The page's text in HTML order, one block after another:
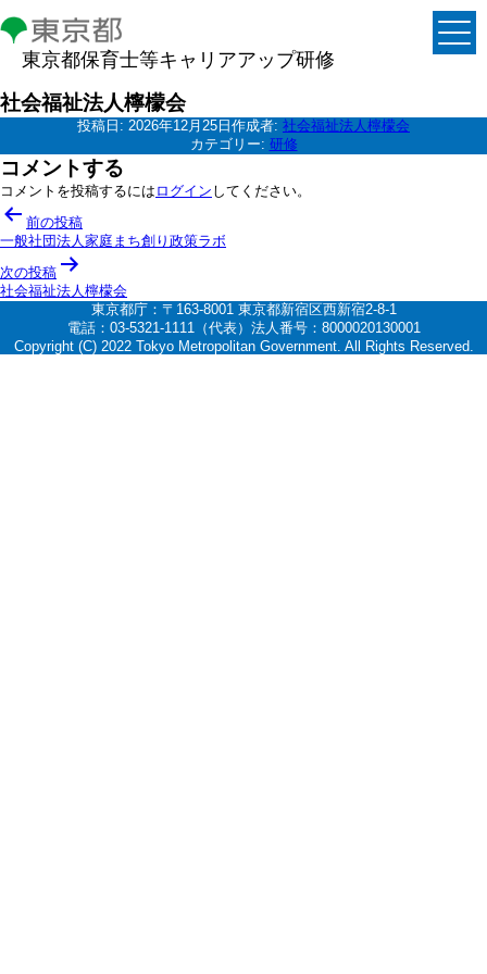
東京都保育士等キャリアアップ研修
社会福祉法人檸檬会
投稿日: 2026年12月25日 作成者: 社会福祉法人檸檬会
カテゴリー: 研修
コメントする
コメントを投稿するには ログイン してください。
投
稿
ナ
ビ
ー
前の投稿
一般社団法人家庭まち創り政策ラボ
次の投稿
社会福祉法人檸檬会
東京都庁：〒163-8001 東京都新宿区西新宿2-8-1
電話：03-5321-1111（代表）法人番号：8000020130001
Copyright (C) 2022 Tokyo Metropolitan Government. All Rights Reserved.